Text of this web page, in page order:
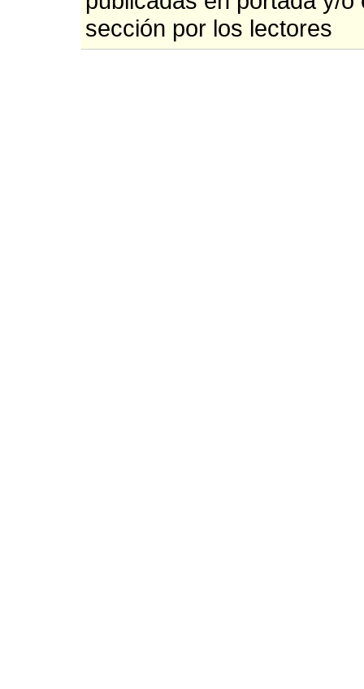
sección por los lectores